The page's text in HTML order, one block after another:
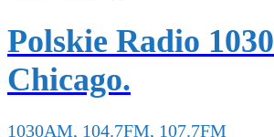
Polskie Radio 1030
Chicago.
1030AM, 104.7FM, 107.7FM